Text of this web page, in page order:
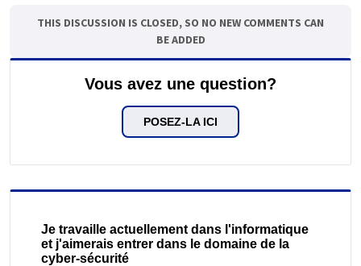
THIS DISCUSSION IS CLOSED, SO NO NEW COMMENTS CAN
BE ADDED
Vous avez une question?
POSEZ-LA ICI
Je travaille actuellement dans l'informatique
et j'aimerais entrer dans le domaine de la
cyber-sécurité